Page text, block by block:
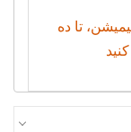
تا ده